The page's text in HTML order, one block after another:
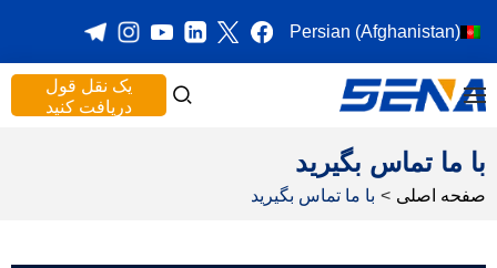
Persian (Afghanistan)
یک نقل قول
دریافت کنید
با ما تماس بگیرید
صفحه اصلی > با ما تماس بگیرید